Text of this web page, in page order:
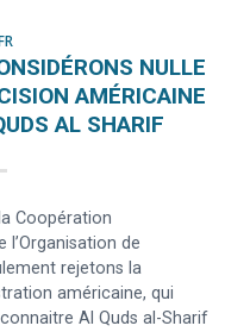
NULLE
AMÉRICAINE
AL SHARIF
Coopération
de
rejetons la
américaine, qui
Al Quds al-Sharif